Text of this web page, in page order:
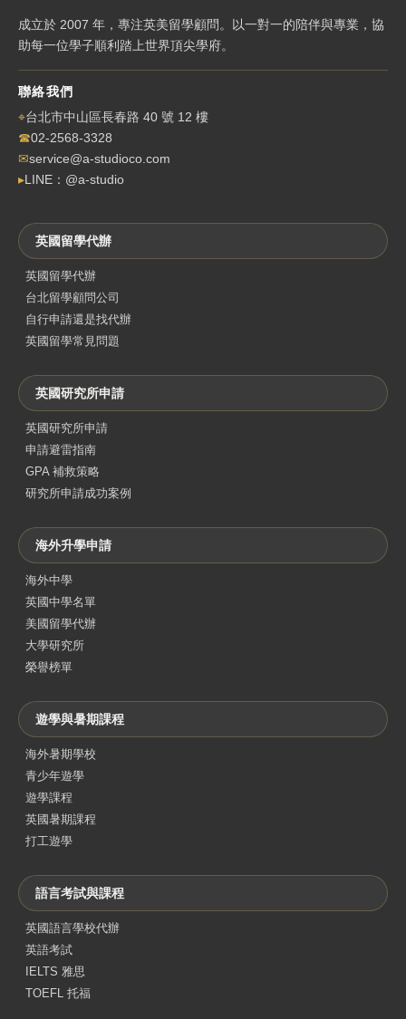
成立於 2007 年，專注英美留學顧問。以一對一的陪伴與專業，協
助每一位學子順利踏上世界頂尖學府。
聯絡我們
⌖台北市中山區長春路 40 號 12 樓
☎02-2568-3328
✉service@a-studioco.com
▸LINE：@a-studio
英國留學代辦
英國留學代辦
台北留學顧問公司
自行申請還是找代辦
英國留學常見問題
英國研究所申請
英國研究所申請
申請避雷指南
GPA 補救策略
研究所申請成功案例
海外升學申請
海外中學
英國中學名單
美國留學代辦
大學研究所
榮譽榜單
遊學與暑期課程
海外暑期學校
青少年遊學
遊學課程
英國暑期課程
打工遊學
語言考試與課程
英國語言學校代辦
英語考試
IELTS 雅思
TOEFL 托福